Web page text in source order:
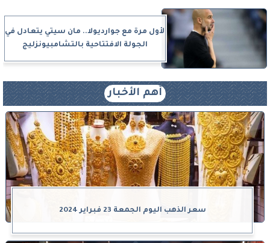
لأول مرة مع جوارديولا.. مان سيتي يتعادل في
الجولة الافتتاحية بالتشامبيونزليج
أهم الأخبار
سعر الذهب اليوم الجمعة 23 فبراير 2024